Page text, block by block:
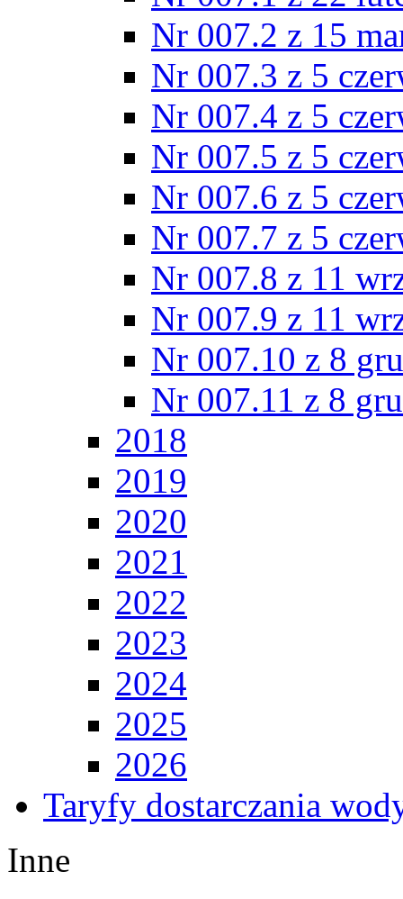
Nr 007.2 z 15
Nr 007.3 z 5
Nr 007.4 z 5
Nr 007.5 z 5
Nr 007.6 z 5
Nr 007.7 z 5
Nr 007.8 z 11
Nr 007.9 z 11
Nr 007.10 z 8
Nr 007.11 z 8
2018
2019
2020
2021
2022
2023
2024
2025
2026
Taryfy dostarczania
Inne